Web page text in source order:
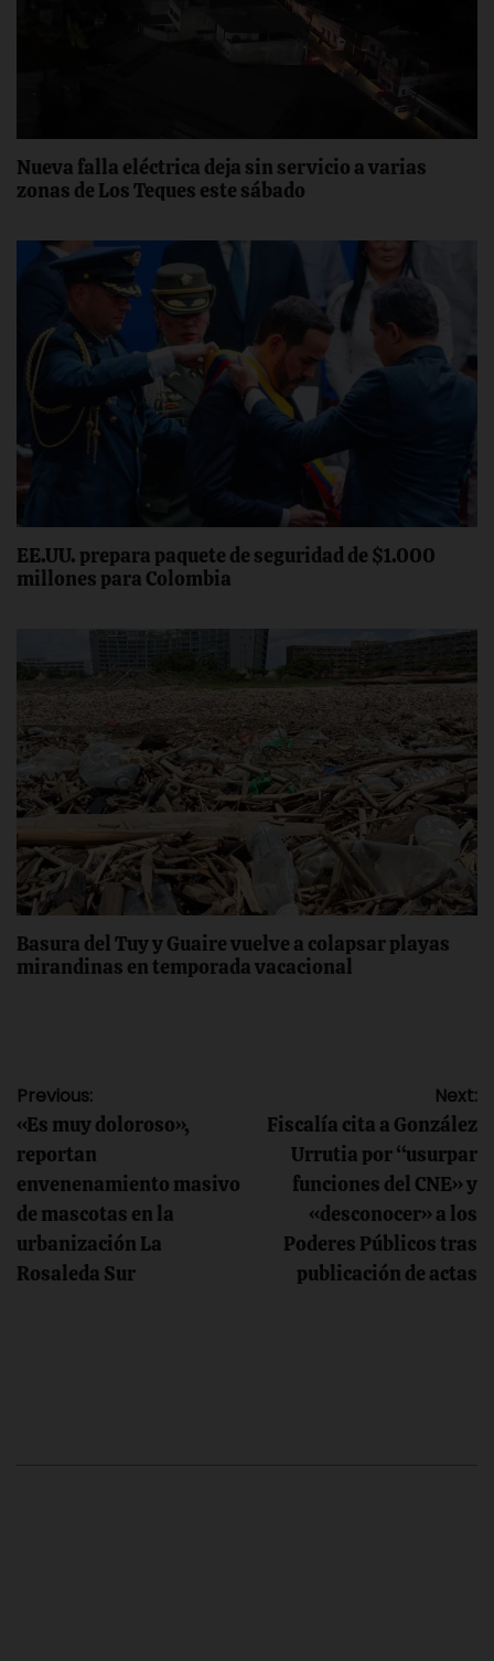
Nueva falla eléctrica deja sin servicio a varias
zonas de Los Teques este sábado
EE.UU. prepara paquete de seguridad de $1.000
millones para Colombia
Basura del Tuy y Guaire vuelve a colapsar playas
mirandinas en temporada vacacional
Navegación
de
entradas
Previous:
«Es muy doloroso»,
reportan
envenenamiento masivo
de mascotas en la
urbanización La
Rosaleda Sur
Next:
Fiscalía cita a González
Urrutia por “usurpar
funciones del CNE» y
«desconocer» a los
Poderes Públicos tras
publicación de actas